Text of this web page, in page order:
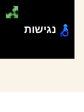
נגישות